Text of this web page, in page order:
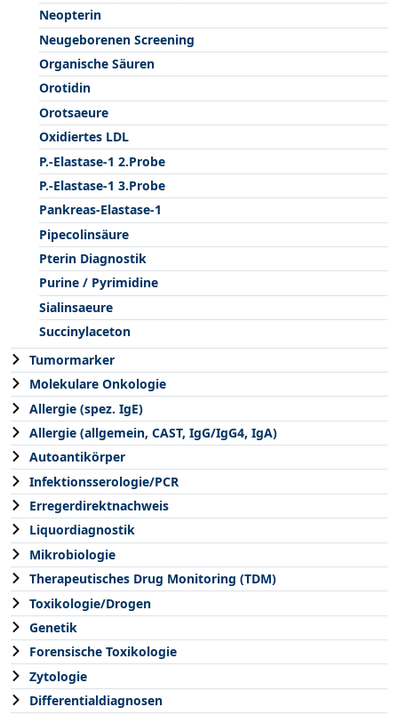
Neopterin
Neugeborenen Screening
Organische Säuren
Orotidin
Orotsaeure
Oxidiertes LDL
P.-Elastase-1 2.Probe
P.-Elastase-1 3.Probe
Pankreas-Elastase-1
Pipecolinsäure
Pterin Diagnostik
Purine / Pyrimidine
Sialinsaeure
Succinylaceton
Tumormarker
Molekulare Onkologie
Allergie (spez. IgE)
Allergie (allgemein, CAST, IgG/IgG4, IgA)
Autoantikörper
Infektionsserologie/PCR
Erregerdirektnachweis
Liquordiagnostik
Mikrobiologie
Therapeutisches Drug Monitoring (TDM)
Toxikologie/Drogen
Genetik
Forensische Toxikologie
Zytologie
Differentialdiagnosen